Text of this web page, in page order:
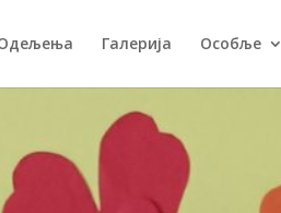
Галерија Особље